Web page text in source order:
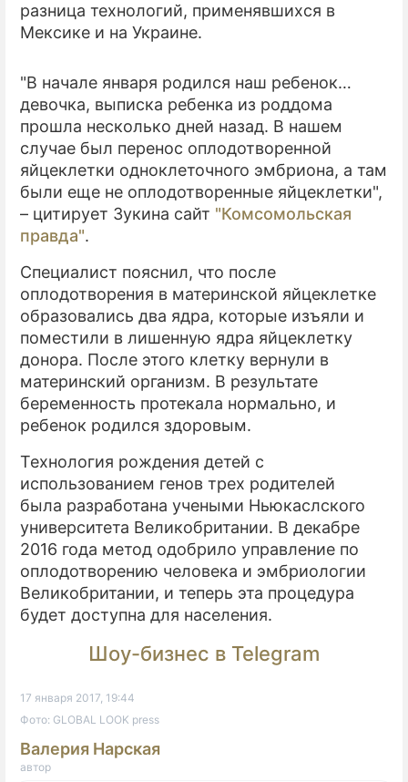
разница технологий, применявшихся в
Мексике и на Украине.
"В начале января родился наш ребенок…
девочка, выписка ребенка из роддома
прошла несколько дней назад. В нашем
случае был перенос оплодотворенной
яйцеклетки одноклеточного эмбриона, а там
были еще не оплодотворенные яйцеклетки",
– цитирует Зукина сайт "Комсомольская
правда".
Специалист пояснил, что после
оплодотворения в материнской яйцеклетке
образовались два ядра, которые изъяли и
поместили в лишенную ядра яйцеклетку
донора. После этого клетку вернули в
материнский организм. В результате
беременность протекала нормально, и
ребенок родился здоровым.
Технология рождения детей с
использованием генов трех родителей
была разработана учеными Ньюкаслского
университета Великобритании. В декабре
2016 года метод одобрило управление по
оплодотворению человека и эмбриологии
Великобритании, и теперь эта процедура
будет доступна для населения.
Шоу-бизнес в Telegram
17 января 2017, 19:44
Фото: GLOBAL LOOK press
Валерия Нарская
автор